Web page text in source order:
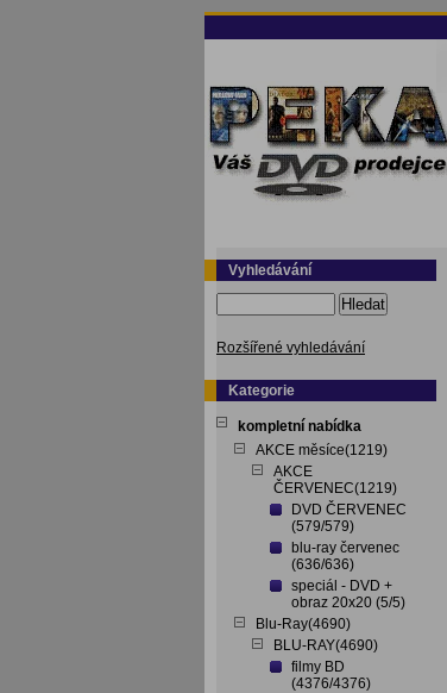
Vyhledávání
Hledat
Rozšířené vyhledávání
Kategorie
kompletní nabídka
AKCE měsíce(1219)
AKCE
ČERVENEC(1219)
DVD ČERVENEC
(579/579)
blu-ray červenec
(636/636)
speciál - DVD +
obraz 20x20 (5/5)
Blu-Ray(4690)
BLU-RAY(4690)
filmy BD
(4376/4376)